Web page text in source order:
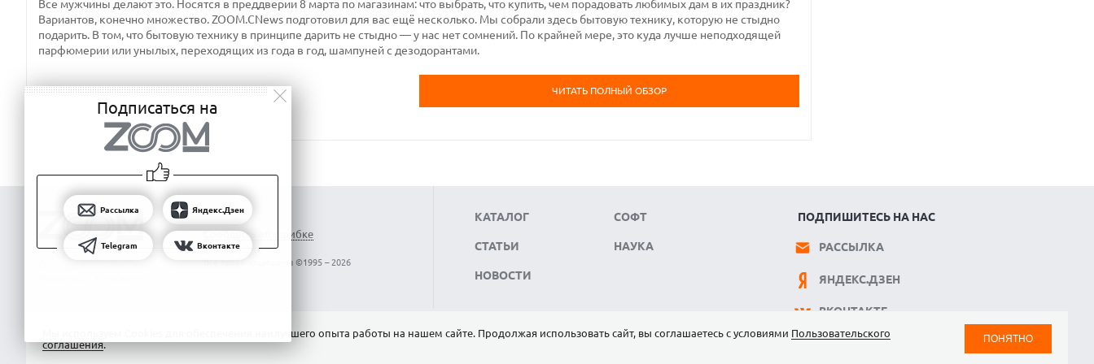
Все мужчины делают это. Носятся в преддверии 8 марта по магазинам: что выбрать, что купить, чем порадовать любимых дам в их праздник?
Вариантов, конечно множество. ZOOM.CNews подготовил для вас ещё несколько. Мы собрали здесь бытовую технику, которую не стыдно
подарить. В том, что бытовую технику в принципе дарить не стыдно — у нас нет сомнений. По крайней мере, это куда лучше неподходящей
парфюмерии или унылых, переходящих из года в год, шампуней с дезодорантами.
ЧИТАТЬ ПОЛНЫЙ ОБЗОР
Сообщить об ошибке
Все права защищены ©1995 – 2026
КАТАЛОГ
СТАТЬИ
НОВОСТИ
СОФТ
НАУКА
ПОДПИШИТЕСЬ НА НАС
РАССЫЛКА
ЯНДЕКС.ДЗЕН
ВКОНТАКТЕ
TELEGRAM
Подписаться на
Рассылка Яндекс.Дзен
Telegram Вконтакте
Мы используем Сookies для обеспечения наилучшего опыта работы на нашем сайте. Продолжая использовать сайт, вы соглашаетесь с условиями Пользовательского
соглашения.
ПОНЯТНО